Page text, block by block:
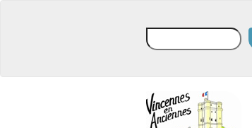
Rechercher